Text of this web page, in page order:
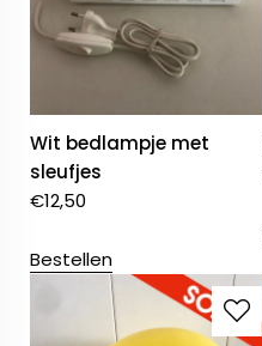
Wit bedlampje met
sleufjes
€12,50
Bestellen